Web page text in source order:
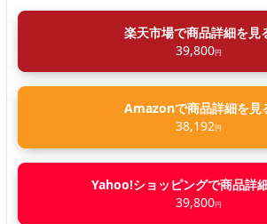
楽天市場で商品詳細を見
39,800円
Amazonで商品詳細を見
38,192円
Yahoo!ショッピングで商品詳
39,800円